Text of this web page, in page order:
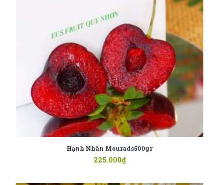
Hạnh Nhân Mourads500gr
225.000₫